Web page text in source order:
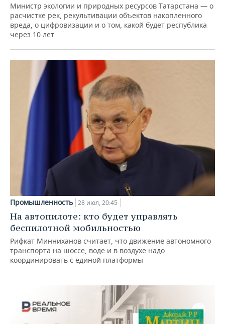
Министр экологии и природных ресурсов Татарстана — о
расчистке рек, рекультивации объектов накопленного
вреда, о цифровизации и о том, какой будет республика
через 10 лет
Промышленность 28 июл, 20:45
На автопилоте: кто будет управлять
беспилотной мобильностью
Рифкат Минниханов считает, что движение автономного
транспорта на шоссе, воде и в воздухе надо
координировать с единой платформы